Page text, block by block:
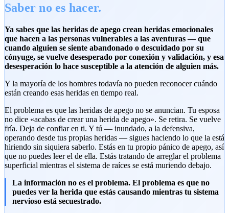
Saber no es hacer.
Ya sabes que las heridas de apego crean heridas emocionales
que hacen a las personas vulnerables a las aventuras — que
cuando alguien se siente abandonado o descuidado por su
cónyuge, se vuelve desesperado por conexión y validación, y esa
desesperación lo hace susceptible a la atención de alguien más.
Y la mayoría de los hombres todavía no pueden reconocer cuándo
están creando esas heridas en tiempo real.
El problema es que las heridas de apego no se anuncian. Tu esposa
no dice «acabas de crear una herida de apego». Se retira. Se vuelve
fría. Deja de confiar en ti. Y tú — inundado, a la defensiva,
operando desde tus propias heridas — sigues haciendo lo que la está
hiriendo sin siquiera saberlo. Estás en tu propio pánico de apego, así
que no puedes leer el de ella. Estás tratando de arreglar el problema
superficial mientras el sistema de raíces se está muriendo debajo.
La información no es el problema. El problema es que no
puedes ver la herida que estás causando mientras tu sistema
nervioso está secuestrado.